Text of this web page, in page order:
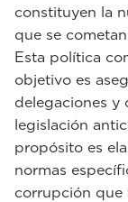
constituyen la
que se
Esta política
objetivo es
delegaciones y
legislación
propósito es
normas
corrupción que